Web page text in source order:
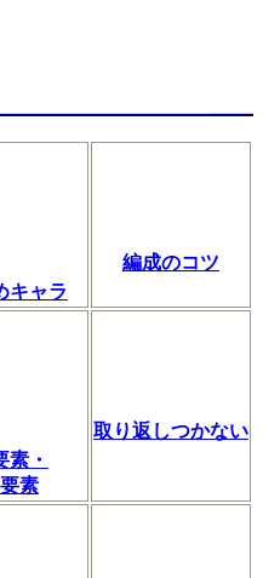
キャラ
編成のコツ
素・
素
取り返しつかない